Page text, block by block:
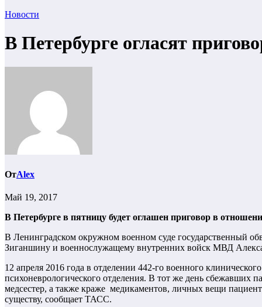
Новости
В Петербурге огласят
ОтAlex
Май 19, 2017
В Петербурге в пятницу будет оглашен приговор в
В Ленинградском окружном военном суде государственный
Зиганшину и военнослужащему внутренних войск МВД
12 апреля 2016 года в отделении 442-го военного
психоневрологического отделения. В тот же день сбежавших
медсестер, а также краже медикаментов, личных вещи
существу, сообщает ТАСС.